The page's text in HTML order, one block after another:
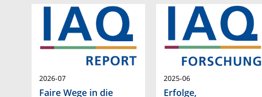
2026-07
Faire Wege in die
2025-06
Erfolge,